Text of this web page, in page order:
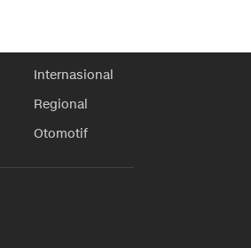
Internasional
Regional
Otomotif